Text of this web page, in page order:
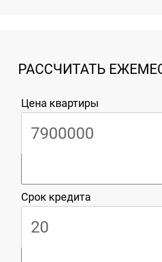
РАССЧИТАТЬ
Цена квартиры
Срок кредита